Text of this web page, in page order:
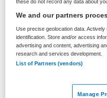
Deze vacature Manager
bij Indaad (via VOOR) is
staan enkele vergelijkbare
interessant zijn.
these do not record any data about
We and our partners
Use precise geolocation data.
identification. Store and/or access
advertising and content, advertising
research and services development.
List of Partners (vendors)
Manage